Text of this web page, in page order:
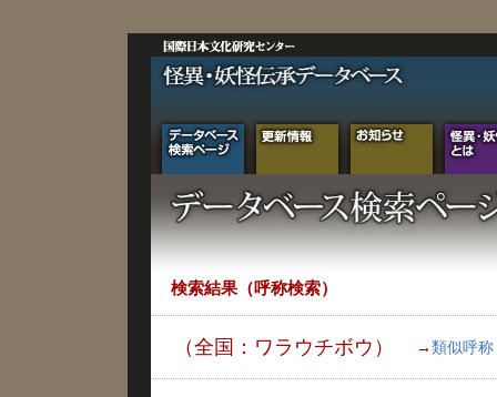
検索結果（呼称検索）
（全国：ワラウチボウ） → 類似呼称